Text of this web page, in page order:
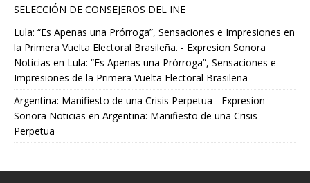
SELECCIÓN DE CONSEJEROS DEL INE
Lula: “Es Apenas una Prórroga”, Sensaciones e Impresiones en
la Primera Vuelta Electoral Brasileña. - Expresion Sonora
Noticias en Lula: “Es Apenas una Prórroga”, Sensaciones e
Impresiones de la Primera Vuelta Electoral Brasileña
Argentina: Manifiesto de una Crisis Perpetua - Expresion
Sonora Noticias en Argentina: Manifiesto de una Crisis
Perpetua